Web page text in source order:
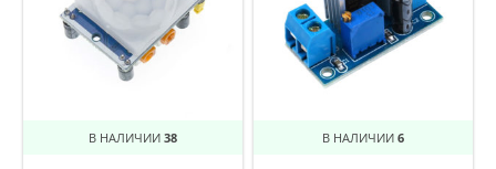
В НАЛИЧИИ 38 В НАЛИЧИИ 6